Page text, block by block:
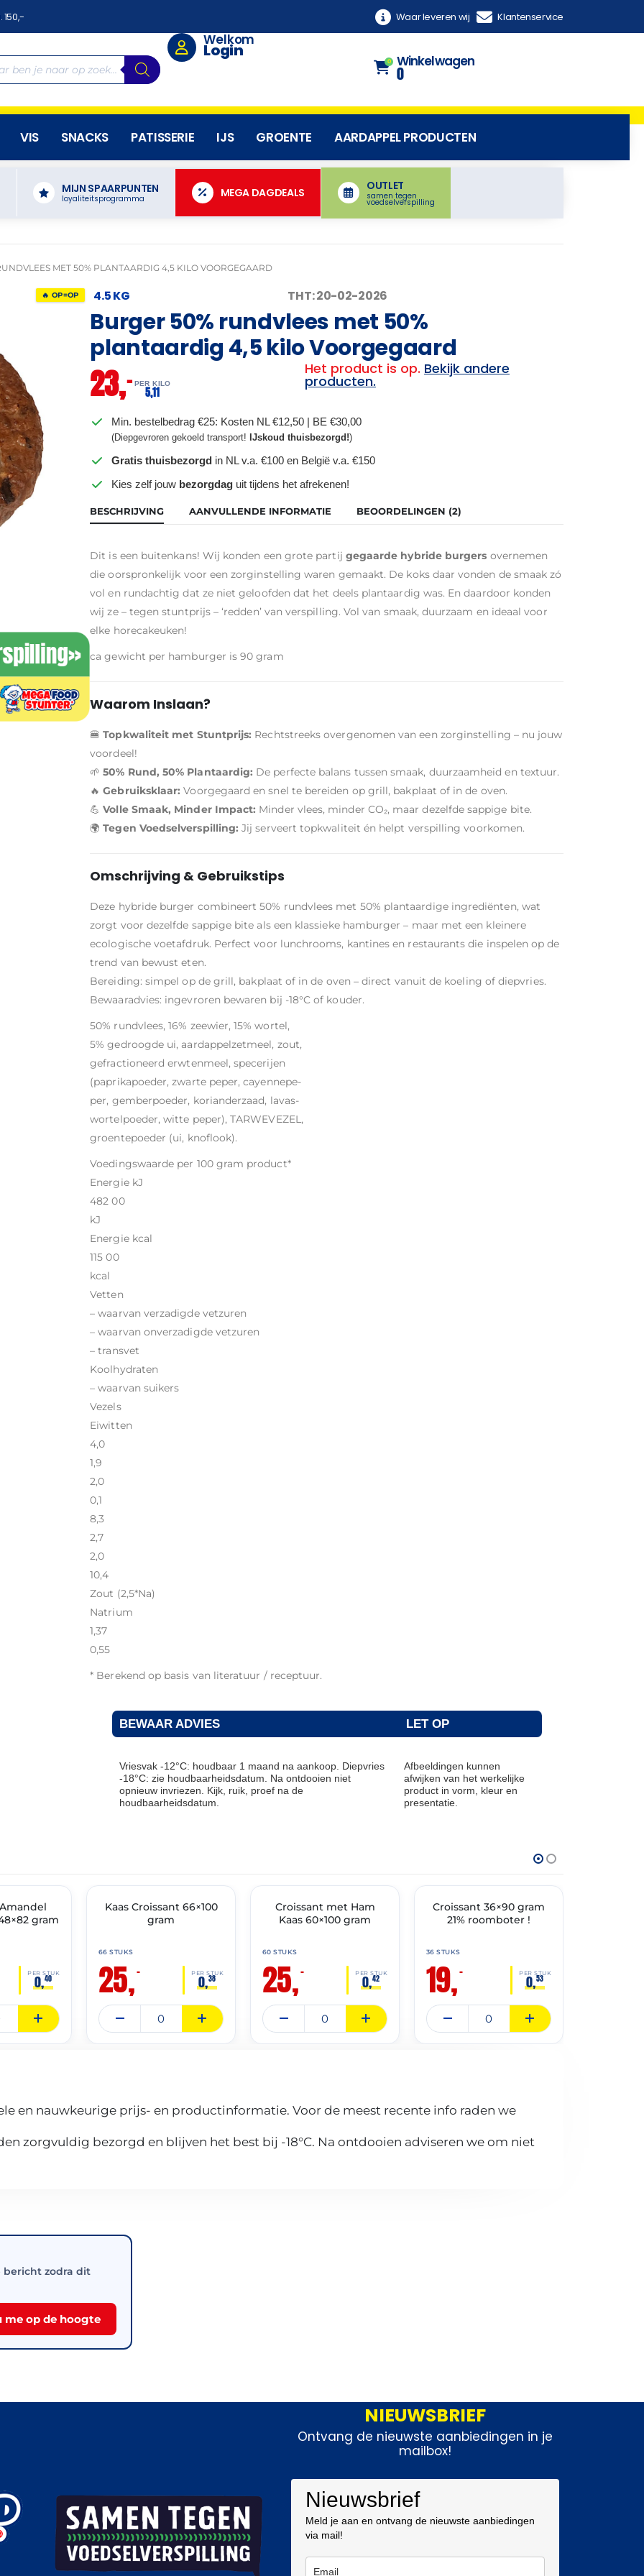
150,- Waar leveren wij Klantenservice
Welkom
Login
0 Winkelwagen
0
VIS SNACKS PATISSERIE IJS GROENTE AARDAPPEL PRODUCTEN
MIJN SPAARPUNTEN
loyaliteitsprogramma MEGA DAGDEALS
OUTLET
samen tegen
voedselverspilling
MET 50% PLANTAARDIG 4,5 KILO VOORGEGAARD
🔥 OP=OP 4.5 KG THT: 20-02-2026
Burger 50% rundvlees met 50%
plantaardig 4,5 kilo Voorgegaard
23,– PER KILO
5,11
Het product is op. Bekijk andere
producten.
Min. bestelbedrag €25: Kosten NL €12,50 | BE €30,00
(Diepgevroren gekoeld transport!IJskoud thuisbezorgd!)
Gratis thuisbezorgd in NL v.a. €100 en België v.a. €150
Kies zelf jouw bezorgdag uit tijdens het afrekenen!
BESCHRIJVING AANVULLENDE INFORMATIE BEOORDELINGEN (2)
Dit is een buitenkans! Wij konden een grote partij gegaarde hybride burgers overnemen
die oorspronkelijk voor een zorginstelling waren gemaakt. De koks daar vonden de smaak zó
vol en rundachtig dat ze niet geloofden dat het deels plantaardig was. En daardoor konden
wij ze – tegen stuntprijs – ‘redden’ van verspilling. Vol van smaak, duurzaam en ideaal voor
elke horecakeuken!
ca gewicht per hamburger is 90 gram
Waarom Inslaan?
🍔Topkwaliteit met Stuntprijs: Rechtstreeks overgenomen van een zorginstelling – nu jouw
voordeel!
🌱50% Rund, 50% Plantaardig: De perfecte balans tussen smaak, duurzaamheid en textuur.
🔥Gebruiksklaar: Voorgegaard en snel te bereiden op grill, bakplaat of in de oven.
💪Volle Smaak, Minder Impact: Minder vlees, minder CO₂, maar dezelfde sappige bite.
🌍Tegen Voedselverspilling: Jij serveert topkwaliteit én helpt verspilling voorkomen.
Omschrijving & Gebruikstips
Deze hybride burger combineert 50% rundvlees met 50% plantaardige ingrediënten, wat
zorgt voor dezelfde sappige bite als een klassieke hamburger – maar met een kleinere
ecologische voetafdruk. Perfect voor lunchrooms, kantines en restaurants die inspelen op de
trend van bewust eten.
Bereiding: simpel op de grill, bakplaat of in de oven – direct vanuit de koeling of diepvries.
Bewaaradvies: ingevroren bewaren bij -18°C of kouder.
50% rundvlees, 16% zeewier, 15% wortel,
5% gedroogde ui, aardappelzetmeel, zout,
gefractioneerd erwtenmeel, specerijen
(paprikapoeder, zwarte peper, cayennepe-
per, gemberpoeder, korianderzaad, lavas-
wortelpoeder, witte peper), TARWEVEZEL,
groentepoeder (ui, knoflook).
Voedingswaarde per 100 gram product*
Energie kJ
482 00
kJ
Energie kcal
115 00
kcal
Vetten
– waarvan verzadigde vetzuren
– waarvan onverzadigde vetzuren
– transvet
Koolhydraten
– waarvan suikers
Vezels
Eiwitten
4,0
1,9
2,0
0,1
8,3
2,7
2,0
10,4
Zout (2,5*Na)
Natrium
1,37
0,55
* Berekend op basis van literatuur / receptuur.
BEWAAR ADVIES LET OP
Vriesvak -12°C: houdbaar 1 maand na aankoop. Diepvries
-18°C: zie houdbaarheidsdatum. Na ontdooien niet
opnieuw invriezen. Kijk, ruik, proef na de
houdbaarheidsdatum.
Afbeeldingen kunnen
afwijken van het werkelijke
product in vorm, kleur en
presentatie.
gram
PER STUK
0,40
🔥 OP=OP
Kaas Croissant 66×100
gram
66 STUKS
25,– PER STUK
0,38
🔥 OP=OP
Croissant met Ham
Kaas 60×100 gram
60 STUKS
25,– PER STUK
0,42
🔥 OP=OP
Croissant 36×90 gram
21% roomboter !
36 STUKS
19,– PER STUK
0,53
en nauwkeurige prijs- en productinformatie. Voor de meest recente info raden we
zorgvuldig bezorgd en blijven het best bij -18°C. Na ontdooien adviseren we om niet
bericht zodra dit
me op de hoogte
NIEUWSBRIEF
Ontvang de nieuwste aanbiedingen in je
mailbox!
Nieuwsbrief
Meld je aan en ontvang de nieuwste aanbiedingen
via mail!